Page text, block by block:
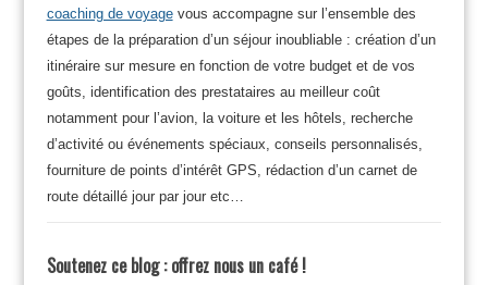
coaching de voyagevous accompagne sur l’ensemble des
étapes de la préparation d’un séjour inoubliable : création d’un
itinéraire sur mesure en fonction de votre budget et de vos
goûts, identification des prestataires au meilleur coût
notamment pour l’avion, la voiture et les hôtels, recherche
d’activité ou événements spéciaux, conseils personnalisés,
fourniture de points d’intérêt GPS, rédaction d’un carnet de
route détaillé jour par jour etc…
Soutenez ce blog : offrez nous un café !